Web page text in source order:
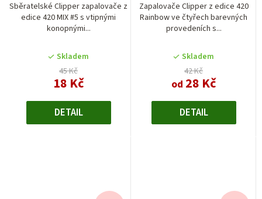
Sběratelské Clipper zapalovače z
edice 420 MIX #5 s vtipnými
konopnými...
Skladem
45 Kč
18 Kč
DETAIL
Zapalovače Clipper z edice 420
Rainbow ve čtyřech barevných
provedeních s...
Skladem
42 Kč
od 28 Kč
DETAIL